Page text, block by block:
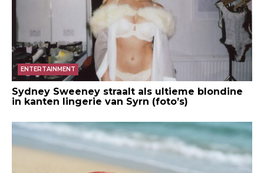
ENTERTAINMENT
Sydney Sweeney straalt als ultieme blondine
in kanten lingerie van Syrn (foto’s)